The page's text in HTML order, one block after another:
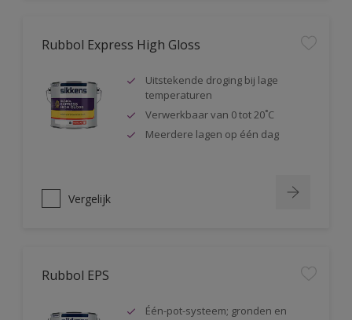
Rubbol Express High Gloss
Uitstekende droging bij lage
temperaturen
Verwerkbaar van 0 tot 20˚C
Meerdere lagen op één dag
Vergelijk
Rubbol EPS
Één-pot-systeem; gronden en